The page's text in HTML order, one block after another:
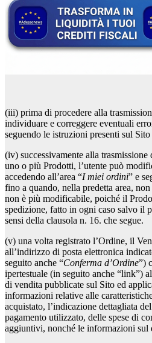
(iii) prima di procedere alla
individuare e correggere eventuali
seguendo le istruzioni presenti sul
(iv) successivamente alla
uno o più Prodotti, l’utente può
accedendo all’area “I miei ordini” e
fino a quando, nella predetta area,
non è più modificabile, poiché il
spedizione, fatto in ogni caso salvo il
sensi della clausola n. 16. che segue.
(v) una volta registrato l’Ordine, il
all’indirizzo di posta elettronica
seguito anche “Conferma d’Ordine”)
ipertestuale (in seguito anche “link”)
di vendita pubblicate sul Sito ed
informazioni relative alle
acquistato, l’indicazione dettagliata
pagamento utilizzato, delle spese di
aggiuntivi, nonché le informazioni sul